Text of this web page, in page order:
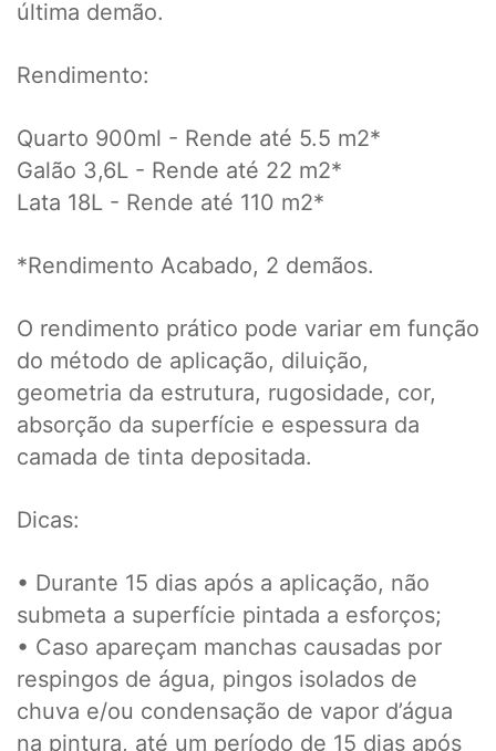
última demão.
Rendimento:
Quarto 900ml - Rende até 5.5 m2*
Galão 3,6L - Rende até 22 m2*
Lata 18L - Rende até 110 m2*
*Rendimento Acabado, 2 demãos.
O rendimento prático pode variar em função
do método de aplicação, diluição,
geometria da estrutura, rugosidade, cor,
absorção da superfície e espessura da
camada de tinta depositada.
Dicas:
• Durante 15 dias após a aplicação, não
submeta a superfície pintada a esforços;
• Caso apareçam manchas causadas por
respingos de água, pingos isolados de
chuva e/ou condensação de vapor d’água
na pintura, até um período de 15 dias após